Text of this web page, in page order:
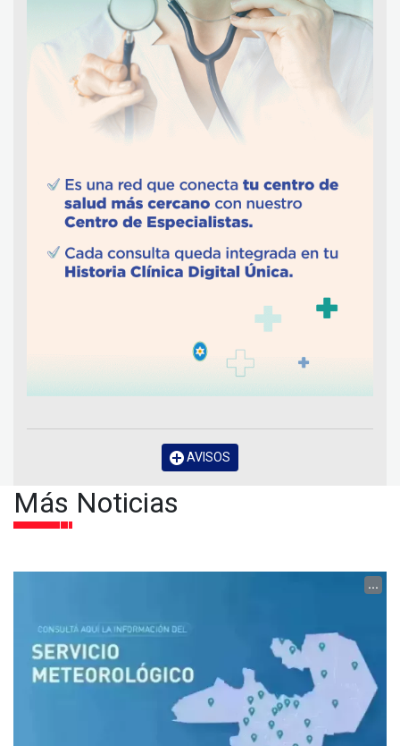
AVISOS
Más Noticias
...